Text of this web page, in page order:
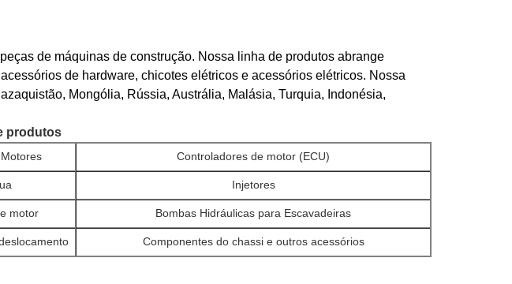
de máquinas de construção. Nossa linha de produtos abrange
de hardware, chicotes elétricos e acessórios elétricos. Nossa
Mongólia, Rússia, Austrália, Malásia, Turquia, Indonésia,
produtos
Controladores de motor (ECU)
Injetores
motor Bombas Hidráulicas para Escavadeiras
Componentes do chassi e outros acessórios